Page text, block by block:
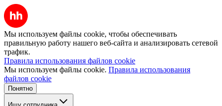
Мы используем файлы cookie, чтобы обеспечивать
правильную работу нашего веб-сайта и анализировать сетевой
трафик.
Правила использования файлов cookie
Мы используем файлы cookie. Правила использования
файлов cookie
Понятно